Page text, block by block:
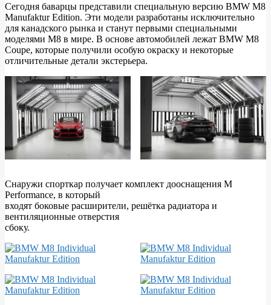
BMW
представили
самые
прокачанные
эксклюзивы
Сегодня баварцы представили специальную версию BMW M8
Manufaktur Edition. Эти модели разработаны исключительно
для канадского рынка и станут первыми специальными
моделями M8 в мире. В основе автомобилей лежат BMW M8
Coupe, которые получили особую окраску и некоторые
отличительные детали экстерьера.
Снаружи спорткар получает комплект дооснащения M
Performance, в который
входят боковые расширители, решётка радиатора и
вентиляционные отверстия
сбоку.